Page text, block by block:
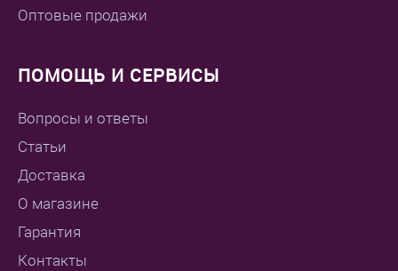
Оптовые продажи
ПОМОЩЬ И СЕРВИСЫ
Вопросы и ответы
Статьи
Доставка
О магазине
Гарантия
Контакты